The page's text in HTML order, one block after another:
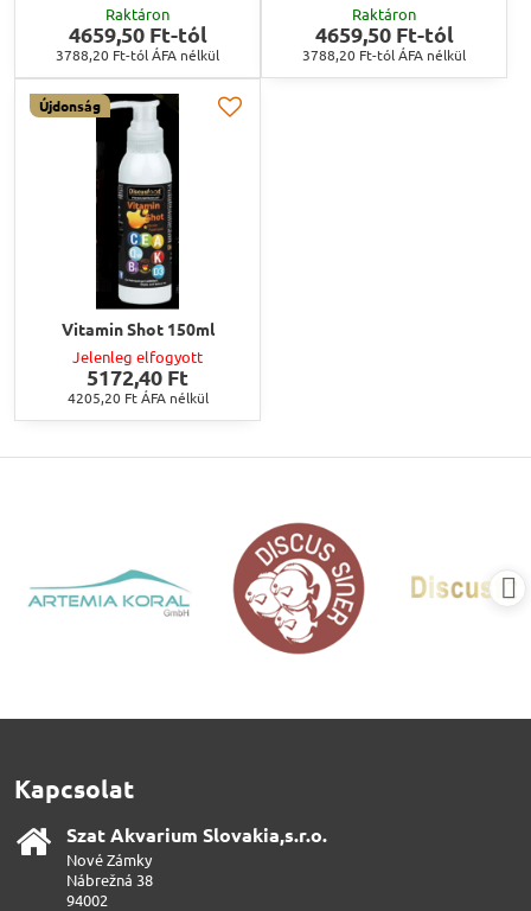
Raktáron
4659,50 Ft-tól
3788,20 Ft-tólÁFA nélkül
Raktáron
4659,50 Ft-tól
3788,20 Ft-tólÁFA nélkül
Újdonság
Vitamin Shot 150ml
Jelenleg elfogyott
5172,40 Ft
4205,20 FtÁFA nélkül
Kapcsolat
Szat Akvarium Slovakia,s​.r​.o​.
Nové Zámky
Nábrežná 38
94002